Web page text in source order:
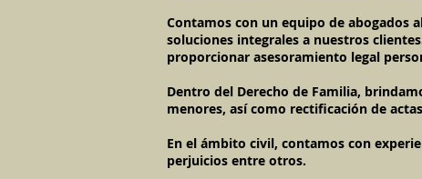
Contamos con un equipo de abogados
soluciones integrales a nuestros
proporcionar asesoramiento legal
Dentro del Derecho de Familia,
menores, así como rectificación de
En el ámbito civil, contamos con
perjuicios entre otros.